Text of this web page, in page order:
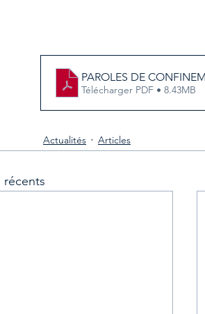
PAROLES DE
Télécharger PDF • 8.43MB
Actualités Articles
récents